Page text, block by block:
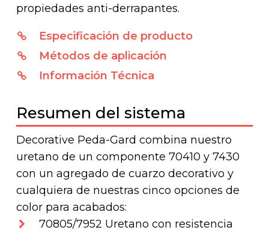
propiedades anti-derrapantes.
Especificación de producto
Métodos de aplicación
Información Técnica
Resumen del sistema
Decorative Peda-Gard combina nuestro
uretano de un componente 70410 y 7430
con un agregado de cuarzo decorativo y
cualquiera de nuestras cinco opciones de
color para acabados:
70805/7952 Uretano con resistencia